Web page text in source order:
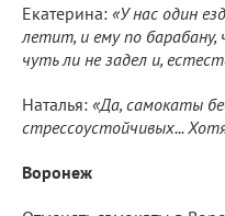
Екатерина: «У нас один
летит, и ему по
чуть ли не задел и,
Наталья: «Да, самокаты
стрессоустойчивых...
Воронеж